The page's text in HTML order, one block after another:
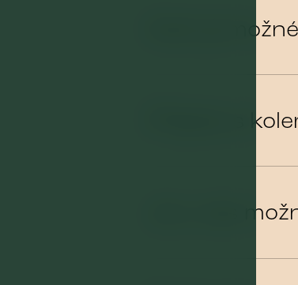
Kam je
Přijedu s
Je u vás